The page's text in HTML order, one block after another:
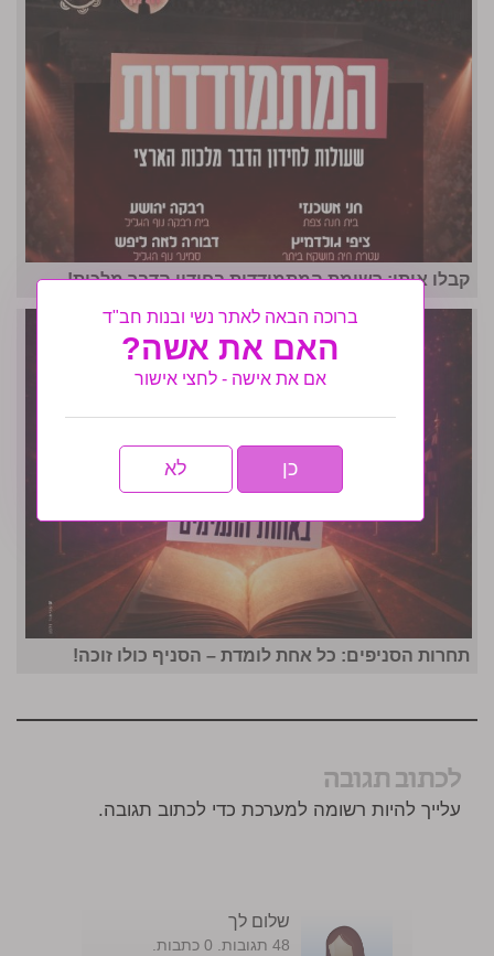
קבלו אותן: רשימת המתמודדות בחידון הדבר מלכות!
תחרות הסניפים: כל אחת לומדת – הסניף כולו זוכה!
לכתוב תגובה
עלייך להיות רשומה למערכת כדי לכתוב תגובה.
שלום לך
48 תגובות. 0 כתבות.
ברוכה הבאה לאתר נשי ובנות חב"ד
האם את אשה?
אם את אישה - לחצי אישור
כן לא